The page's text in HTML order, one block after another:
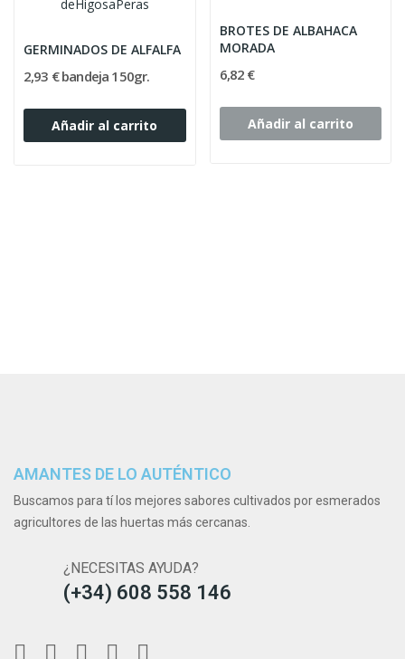
GERMINADOS DE ALFALFA
2,93 € bandeja 150gr.
Añadir al carrito
BROTES DE ALBAHACA
MORADA
6,82 €
Añadir al carrito
AMANTES DE LO AUTÉNTICO
Buscamos para tí los mejores sabores cultivados por esmerados
agricultores de las huertas más cercanas.
¿NECESITAS AYUDA?
(+34) 608 558 146